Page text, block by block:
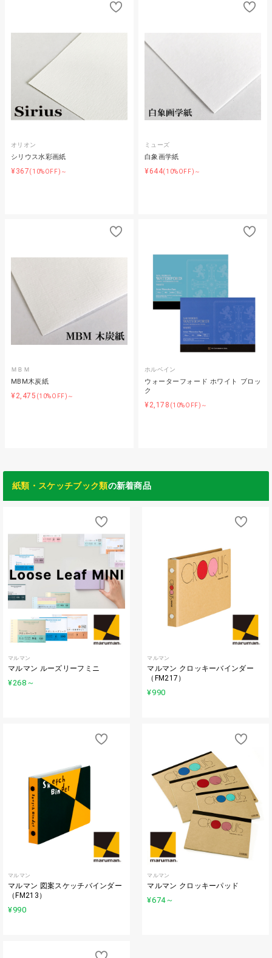
オリオン
シリウス水彩画紙
¥367(10%OFF)～
ミューズ
白象画学紙
¥644(10%OFF)～
ＭＢＭ
MBM木炭紙
¥2,475 (10%OFF)～
ホルベイン
ウォーターフォード ホワイト ブロッ
ク
¥2,178 (10%OFF)～
紙類・スケッチブック類の新着商品
マルマン
マルマン ルーズリーフミニ
¥268 ～
マルマン
マルマン クロッキーバインダー
（FM217）
¥990
マルマン
マルマン 図案スケッチバインダー
（FM213）
¥990
マルマン
マルマン クロッキーパッド
¥674～